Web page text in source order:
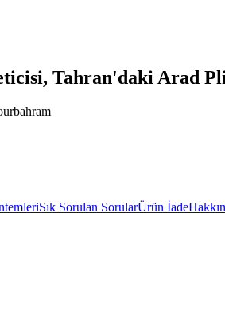
Tahran'daki Arad
Sık Sorulan SorularÜrün İade